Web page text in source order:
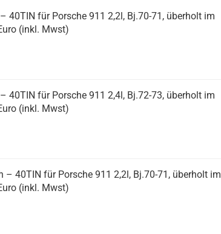
40TIN für Porsche 911 2,2l, Bj.70-71, überholt im
(inkl. Mwst)
40TIN für Porsche 911 2,4l, Bj.72-73, überholt im
(inkl. Mwst)
– 40TIN für Porsche 911 2,2l, Bj.70-71, überholt im
(inkl. Mwst)